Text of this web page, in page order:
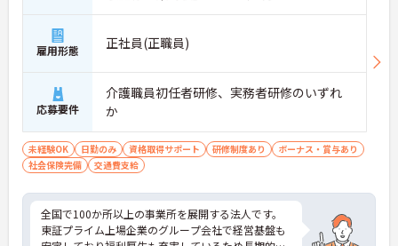
雇用形態 正社員(正職員)
応募要件
介護職員初任者研修、実務者研修のいずれ
か
未経験OK 日勤のみ 資格取得サポート 研修制度あり
ボーナス・賞与あり
社会保険完備
交通費支給
全国で100か所以上の事業所を展開する法人です。
東証プライム上場企業のグループ会社で経営基盤も